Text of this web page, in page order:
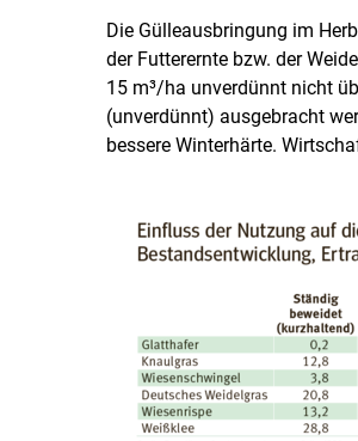
Die Gülleausbringung im
der Futterernte bzw. der
15 m³/​ha unverdünnt nicht
(unverdünnt) ausgebracht
bessere Winterhärte.